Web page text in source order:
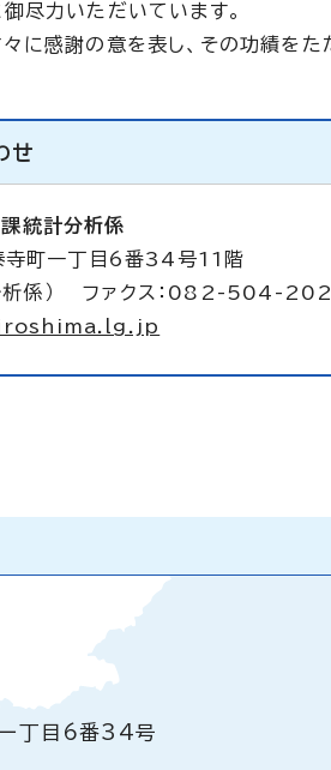
尽力いただいています。
に感謝の意を表し、その功績をた
せ
統計分析係
町一丁目6番34号11階
係） ファクス：082-504-
丁目6番34号